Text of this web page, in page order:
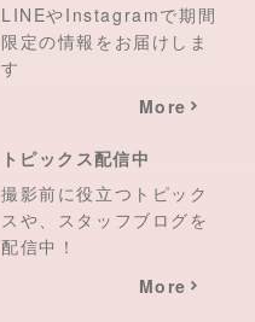
LINEやInstagramで期間
限定の情報をお届けしま
す
More
トピックス配信中
撮影前に役立つトピック
スや、スタッフブログを
配信中！
More